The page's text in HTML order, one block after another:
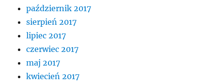
październik 2017
sierpień 2017
lipiec 2017
czerwiec 2017
maj 2017
kwiecień 2017